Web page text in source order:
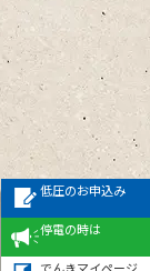
低圧のお申込み
停電の時は
でんきマイページ